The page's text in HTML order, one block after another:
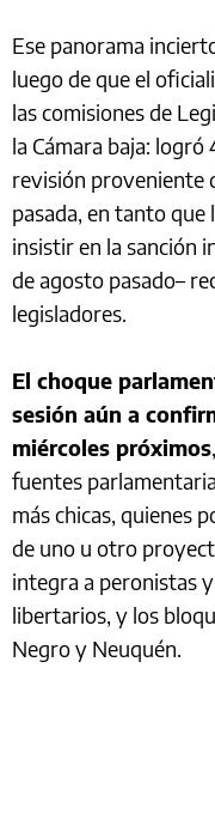
Ese panorama
luego de que el
las comisiones de
la Cámara baja:
revisión proveniente
pasada, en tanto que
insistir en la sanción
de agosto pasado–
legisladores.
El choque
sesión aún a
miércoles próximos
fuentes
más chicas, quienes
de uno u otro
integra a peronistas
libertarios, y los
Negro y Neuquén.